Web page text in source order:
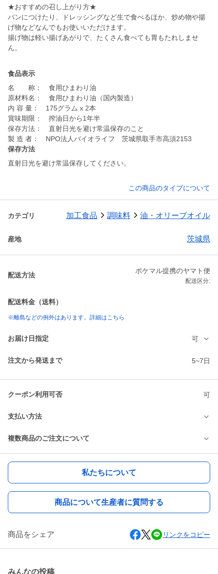
★おすすめの召し上がり方★
パンにつけたり、ドレッシングなど生で食べるほか、炒め物や揚
げ物などなんでもお使いいただけます。
揚げ物は軽い揚げあがりで、たくさん食べても胃もたれしませ
食品表示
名 称： 食用ひまわり油
原材料名： 食用ひまわり油（国内製造）
内 容 量： 175グラム x 2本
賞味期限： 搾油日から1年半
保存方法： 直射日光を避け常温保存のこと
製 造 者： NPO法人バイオライフ 茨城県取手市高須2153
保存方法
直射日光を避け常温保存してください。
この商品のタイプについて
カテゴリ 加工食品 調味料 油・オリーブオイル
産地 茨城県
配送方法
ポケマル提携のヤマト便
配送区分:
配送料金（送料）
※離島などの例外はあります。詳細はこちら
お届け日指定 可
注文から発送まで 5~7日
クーポン利用可否 可
支払い方法
複数商品のご注文について
私たちについて
商品について生産者に質問する
商品をシェア リンクをコピー
みんなの投稿